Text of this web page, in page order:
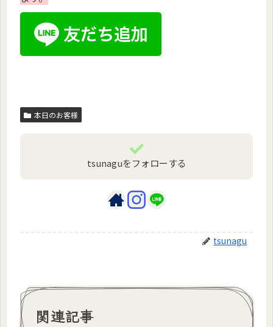
本日のお客様
tsunaguをフォローする
tsunagu
関連記事